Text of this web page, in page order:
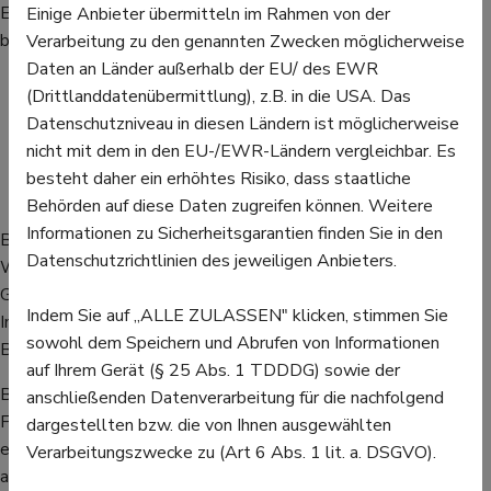
Einige Hautausschläge sind hoch ansteckend und erfordern
besondere Vorsicht. Dazu gehören:
Kinderkrankheiten: Masern, Röteln, Windpocken,
Scharlach, Hand-Fuß-Mund-Krankheit
Pilzinfektionen: Fußpilz, Ringelflechte
Bakterielle Infektionen: Impetigo, Krätze
Virusinfektionen: Gürtelrose, Herpes
Bei Verdacht auf ansteckende Krankheiten (z. B. Masern,
Windpocken) sollten Kinder nicht in die Kita oder Schule. Bei
Gürtelrose sollte der Kontakt mit Schwangeren und
Immunschwachen vermieden werden. Bei Krätze muss die
Bettwäsche und Kleidung bei 60 °C gewaschen werden.
Bei Fieber, starkem Krankheitsgefühl oder schnellem
Fortschreiten des Ausschlags, wenn der Ausschlag schmerzt,
eitert oder sich entzündet, sollten Sie es zeitnah ärztlich
abklären lassen. Bei Säuglingen oder Kleinkindern sollte bei
Einige Anbieter übermitteln im Rahmen von der
Verarbeitung zu den genannten Zwecken möglicherweise
Daten an Länder außerhalb der EU/ des EWR
(Drittlanddatenübermittlung), z.B. in die USA. Das
Datenschutzniveau in diesen Ländern ist möglicherweise
nicht mit dem in den EU-/EWR-Ländern vergleichbar. Es
besteht daher ein erhöhtes Risiko, dass staatliche
Behörden auf diese Daten zugreifen können. Weitere
Informationen zu Sicherheitsgarantien finden Sie in den
Datenschutzrichtlinien des jeweiligen Anbieters.
Indem Sie auf „ALLE ZULASSEN" klicken, stimmen Sie
sowohl dem Speichern und Abrufen von Informationen
auf Ihrem Gerät (§ 25 Abs. 1 TDDDG) sowie der
anschließenden Datenverarbeitung für die nachfolgend
dargestellten bzw. die von Ihnen ausgewählten
Verarbeitungszwecke zu (Art 6 Abs. 1 lit. a. DSGVO).